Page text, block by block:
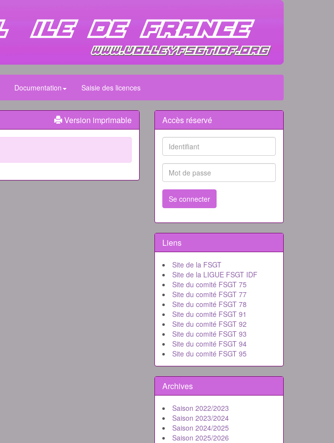
Documentation Saisie des licences
Version imprimable Accès réservé
Se connecter
Liens
Site de la FSGT
Site de la LIGUE FSGT IDF
Site du comité FSGT 75
Site du comité FSGT 77
Site du comité FSGT 78
Site du comité FSGT 91
Site du comité FSGT 92
Site du comité FSGT 93
Site du comité FSGT 94
Site du comité FSGT 95
Archives
Saison 2022/2023
Saison 2023/2024
Saison 2024/2025
Saison 2025/2026